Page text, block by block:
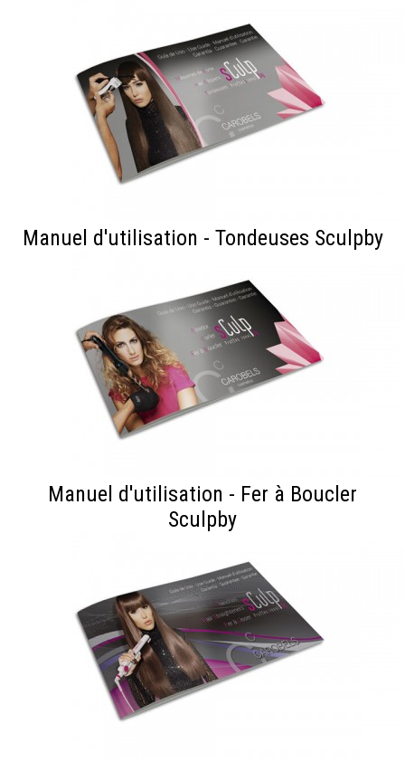
Manuel d'utilisation - Tondeuses Sculpby
Manuel d'utilisation - Fer à Boucler
Sculpby